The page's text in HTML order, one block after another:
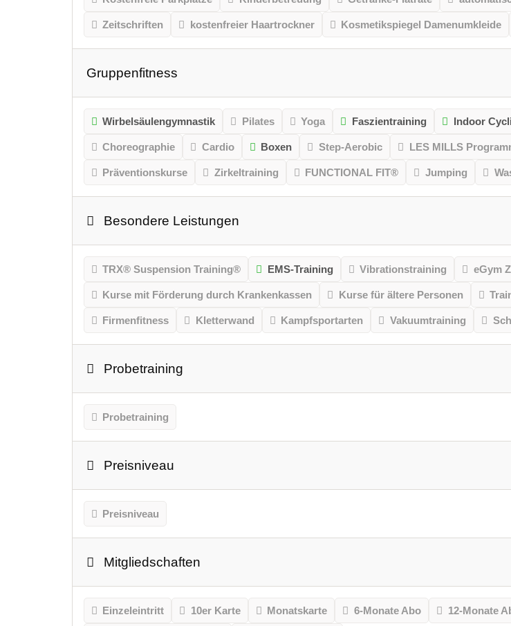
Zeitschriften kostenfreier Haartrockner Kosmetikspiegel Damenumkleide
Gruppenfitness
Wirbelsäulengymnastik Pilates Yoga Faszientraining Indoor
Choreographie Cardio Boxen Step-Aerobic LES MILLS
Präventionskurse Zirkeltraining FUNCTIONAL FIT® Jumping
Besondere Leistungen
TRX® Suspension Training® EMS-Training Vibrationstraining eGym
Kurse mit Förderung durch Krankenkassen Kurse für ältere Personen
Firmenfitness Kletterwand Kampfsportarten Vakuumtraining
Probetraining
Probetraining
Preisniveau
Preisniveau
Mitgliedschaften
Einzeleintritt 10er Karte Monatskarte 6-Monate Abo 12-Monate